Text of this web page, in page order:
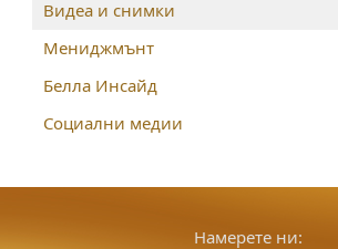
Видеа и снимки
Мениджмънт
Белла Инсайд
Социални медии
Намерете ни: